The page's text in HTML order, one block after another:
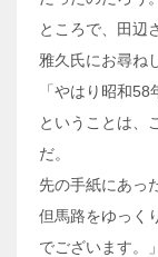
ところで、田辺
雅久氏にお尋ね
「やはり昭和58
ということは、
だ。
先の手紙にあっ
但馬路をゆっく
でございます。